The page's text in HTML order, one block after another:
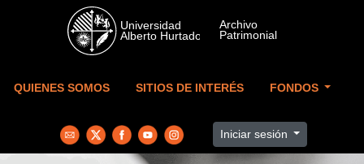
Skip to main content
QUIENES SOMOS SITIOS DE INTERÉS FONDOS
Iniciar sesión